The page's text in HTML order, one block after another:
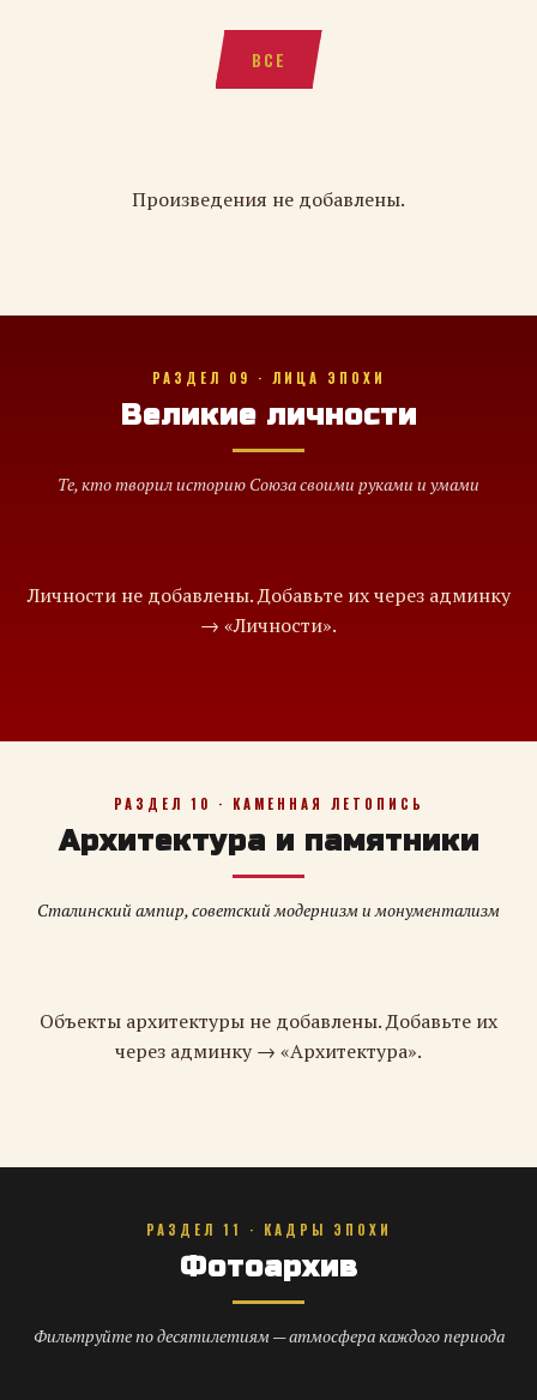
ВСЕ
Произведения не добавлены.
РАЗДЕЛ 09 · ЛИЦА ЭПОХИ
Великие личности
Те, кто творил историю Союза своими руками и умами
Личности не добавлены. Добавьте их через админку
→ «Личности».
РАЗДЕЛ 10 · КАМЕННАЯ ЛЕТОПИСЬ
Архитектура и памятники
Сталинский ампир, советский модернизм и монументализм
Объекты архитектуры не добавлены. Добавьте их
через админку → «Архитектура».
РАЗДЕЛ 11 · КАДРЫ ЭПОХИ
Фотоархив
Фильтруйте по десятилетиям — атмосфера каждого периода